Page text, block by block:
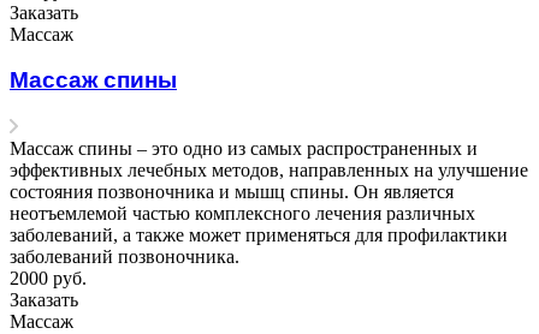
Заказать
Массаж
Массаж спины
Массаж спины – это одно из самых распространенных и
эффективных лечебных методов, направленных на улучшение
состояния позвоночника и мышц спины. Он является
неотъемлемой частью комплексного лечения различных
заболеваний, а также может применяться для профилактики
заболеваний позвоночника.
2000 руб.
Заказать
Массаж